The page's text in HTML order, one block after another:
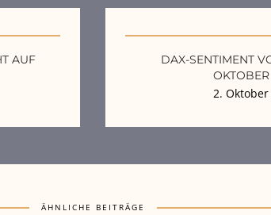
AUF
DAX-SENTIMENT
OKTOBER
2. Oktober
ÄHNLICHE BEITRÄGE